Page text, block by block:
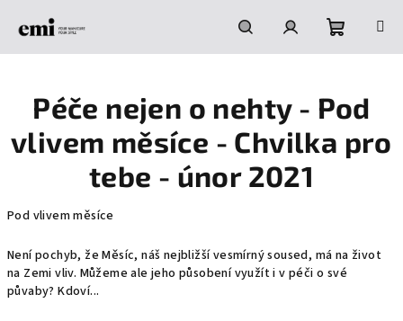
HledatPřihlášeníNákupní
košík
Péče nejen o nehty - Pod
vlivem měsíce - Chvilka pro
tebe - únor 2021
Pod vlivem měsíce
Není pochyb, že Měsíc, náš nejbližší vesmírný soused, má na život
na Zemi vliv. Můžeme ale jeho působení využít i v péči o své
půvaby? Kdoví...